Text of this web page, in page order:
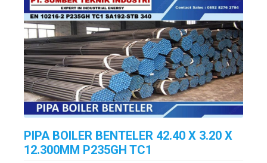
PIPA BOILER BENTELER 42.40 X 3.20 X
12.300MM P235GH TC1